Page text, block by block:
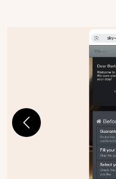
Previous